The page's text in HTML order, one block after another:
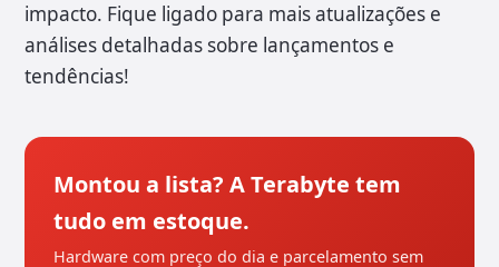
impacto. Fique ligado para mais atualizações e
análises detalhadas sobre lançamentos e
tendências!
Montou a lista? A Terabyte tem
tudo em estoque.
Hardware com preço do dia e parcelamento sem